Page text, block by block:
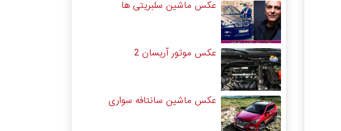
عکس ماشین سلبریتی ها
عکس موتور آریسان 2
عکس ماشین سانتافه سواری